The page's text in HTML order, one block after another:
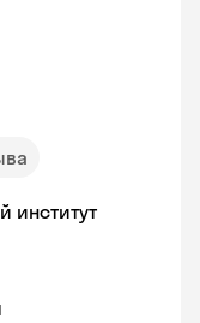
институт